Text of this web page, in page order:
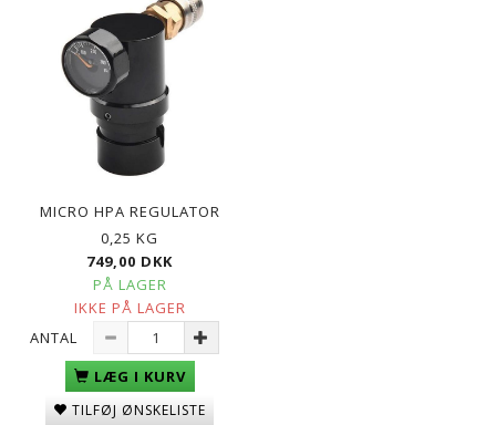
MICRO HPA REGULATOR
0,25 KG
749,00 DKK
PÅ LAGER
IKKE PÅ LAGER
ANTAL
LÆG I KURV
TILFØJ ØNSKELISTE